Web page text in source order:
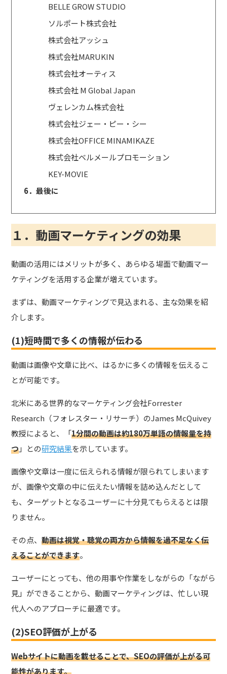
BELLE GROW STUDIO
ソルポート株式会社
株式会社アッシュ
株式会社MARUKIN
株式会社オーティス
株式会社 M Global Japan
ヴェレンカム株式会社
株式会社ジェー・ピー・シー
株式会社OFFICE MINAMIKAZE
株式会社ベルメールプロモーション
KEY-MOVIE
6．最後に
１．動画マーケティングの効果
動画の活用にはメリットが多く、あらゆる場面で動画マー
ケティングを活用する企業が増えています。
まずは、動画マーケティングで見込まれる、主な効果を紹
介します。
(1)短時間で多くの情報が伝わる
動画は画像や文章に比べ、はるかに多くの情報を伝えるこ
とが可能です。
北米にある世界的なマーケティング会社Forrester
Research（フォレスター・リサーチ）のJames McQuivey
教授によると、
「1分間の動画は約180万単語の情報量を持
つ」 との研究結果を示しています。
画像や文章は一度に伝えられる情報が限られてしまいます
が、画像や文章の中に伝えたい情報を詰め込んだとして
も、ターゲットとなるユーザーに十分見てもらえるとは限
りません。
その点、動画は視覚・聴覚の両方から情報を過不足なく伝
えることができます。
ユーザーにとっても、他の用事や作業をしながらの「ながら
見」ができることから、動画マーケティングは、忙しい現
代人へのアプローチに最適です。
(2)SEO評価が上がる
Webサイトに動画を載せることで、SEOの評価が上がる可
能性があります。